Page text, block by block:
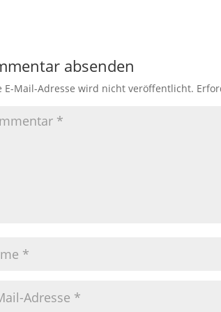
absenden
E-Mail-Adresse wird nicht veröffentlicht.